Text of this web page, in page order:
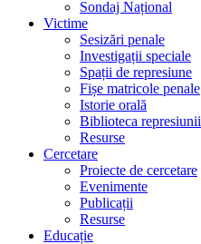
Sondaj Național
Victime
Sesizări penale
Investigații speciale
Spații de represiune
Fișe matricole penale
Istorie orală
Biblioteca represiunii
Resurse
Cercetare
Proiecte de cercetare
Evenimente
Publicații
Resurse
Educație